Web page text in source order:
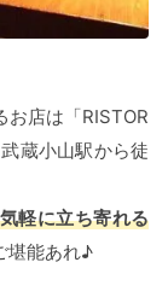
お店は「RISTOR
蔵小山駅から徒
軽に立ち寄れる
堪能あれ♪